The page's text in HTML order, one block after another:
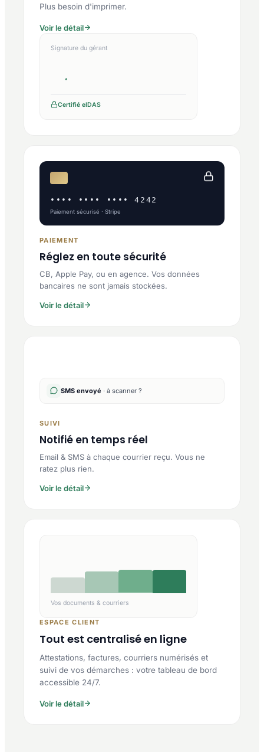
Plus besoin d'imprimer.
Voir le détail
Signature du gérant
Certifié eIDAS
•••• •••• •••• 4242
Paiement sécurisé · Stripe
PAIEMENT
Réglez en toute sécurité
CB, Apple Pay, ou en agence. Vos données
bancaires ne sont jamais stockées.
Voir le détail
SMS envoyé · à scanner ?
SUIVI
Notifié en temps réel
Email & SMS à chaque courrier reçu. Vous ne
ratez plus rien.
Voir le détail
Vos documents & courriers
ESPACE CLIENT
Tout est centralisé en ligne
Attestations, factures, courriers numérisés et
suivi de vos démarches : votre tableau de bord
accessible 24/7.
Voir le détail